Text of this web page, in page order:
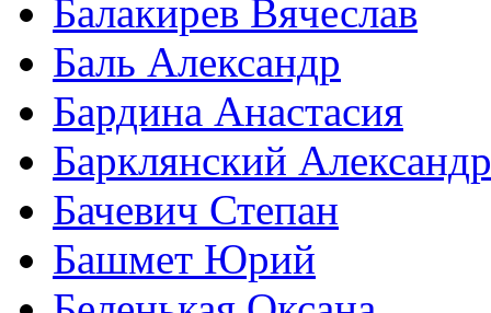
Балакирев Вячеслав
Баль Александр
Бардина Анастасия
Барклянский Александр
Бачевич Степан
Башмет Юрий